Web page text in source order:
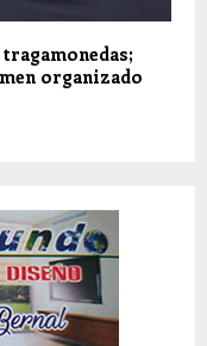
organizado